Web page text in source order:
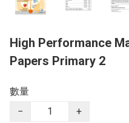
High Performance
Papers Primary 2
數量
−
+